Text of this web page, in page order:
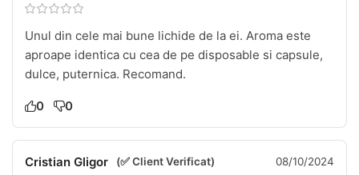
Unul din cele mai bune lichide de la ei. Aroma este
aproape identica cu cea de pe disposable si capsule,
dulce, puternica. Recomand.
0 0
Cristian Gligor (✅ Client Verificat) 08/10/2024